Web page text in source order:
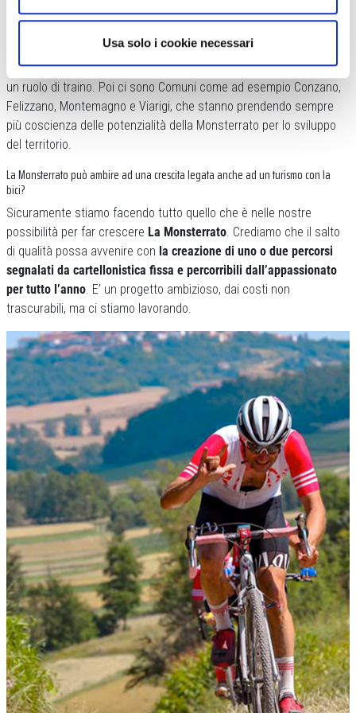
Usa solo i cookie necessari
Sono una dozzina i Comuni che collaborano all’organizzazione
quella di Asti. Comuni come Quattordio, Altavilla e Camagna, Cerro
Tanaro e Fubine, Lu-Cuccaro, Masio e Vignale hanno al momento
un ruolo di traino. Poi ci sono Comuni come ad esempio Conzano,
Felizzano, Montemagno e Viarigi, che stanno prendendo sempre
più coscienza delle potenzialità della Monsterrato per lo sviluppo
del territorio.
La Monsterrato può ambire ad una crescita legata anche ad un turismo con la
bici?
Sicuramente stiamo facendo tutto quello che è nelle nostre
possibilità per far crescere La Monsterrato. Crediamo che il salto
di qualità possa avvenire con la creazione di uno o due percorsi
segnalati da cartellonistica fissa e percorribili dall’appassionato
per tutto l’anno. E’ un progetto ambizioso, dai costi non
trascurabili, ma ci stiamo lavorando.